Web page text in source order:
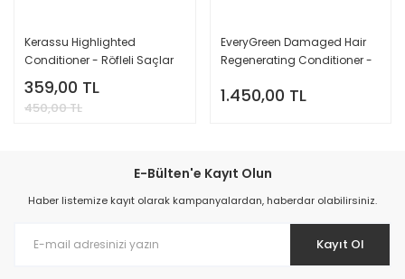
Kerassu Highlighted
Conditioner - Röfleli Saçlar
İçin Bakım Kremi 500 Ml.
359,00 TL
450,00 TL
EveryGreen Damaged Hair
Regenerating Conditioner -
Bakım Kremi 1000 Ml.
1.450,00 TL
E-Bülten'e Kayıt Olun
Haber listemize kayıt olarak kampanyalardan, haberdar olabilirsiniz.
Kayıt Ol